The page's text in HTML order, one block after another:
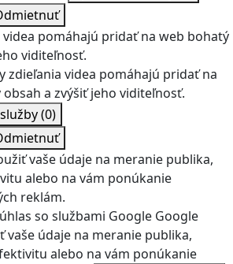
videa pomáhajú pridať na web bohatý
viditeľnosť.
zdieľania videa pomáhajú pridať na
a zvýšiť jeho viditeľnosť.
(0)
vaše údaje na meranie publika,
alebo na vám ponúkanie
reklám.
so službami Google Google
vaše údaje na meranie publika,
alebo na vám ponúkanie